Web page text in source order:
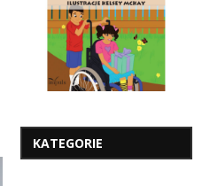
KATEGORIE